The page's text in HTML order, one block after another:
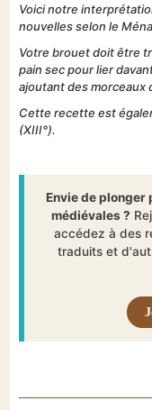
Voici notre
nouvelles selon le
Votre brouet doit être
pain sec pour lier
ajoutant des morceaux
Cette recette est
(XIII°).
Envie de plonger plus loin dans l’univers des recettes
médiévales ?
accédez à des
traduits et